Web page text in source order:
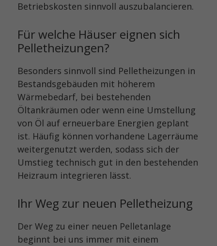
Betriebskosten sinnvoll auszubalancieren.
Für welche Häuser eignen sich
Pelletheizungen?
Besonders sinnvoll sind Pelletheizungen in
Bestandsgebäuden mit höherem
Wärmebedarf, bei bestehenden
Öltankräumen oder wenn eine Umstellung
von Öl auf erneuerbare Energien geplant
ist. Häufig können vorhandene Lagerräume
weitergenutzt werden, sodass sich der
Umstieg technisch gut in den bestehenden
Heizraum integrieren lässt.
Ihr Weg zur neuen Pelletheizung
Der Weg zu einer neuen Pelletanlage
beginnt bei uns immer mit einem